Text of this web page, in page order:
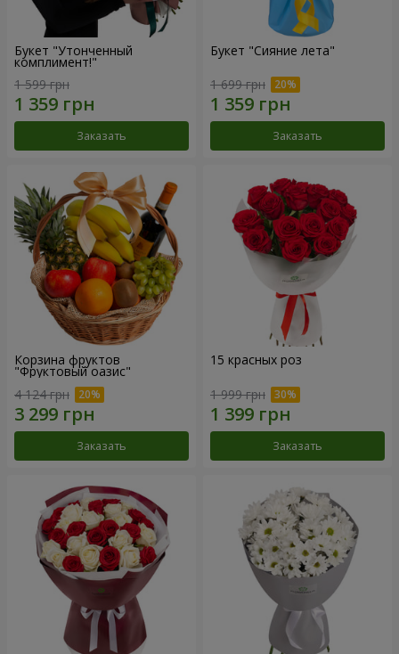
Букет "Утонченный
комплимент!"
1 599 грн
Заказать
Букет "Сияние лета"
1 699 грн
Заказать
Корзина фруктов
"Фруктовый оазис"
4 124 грн
Заказать
15 красных роз
1 999 грн
Заказать